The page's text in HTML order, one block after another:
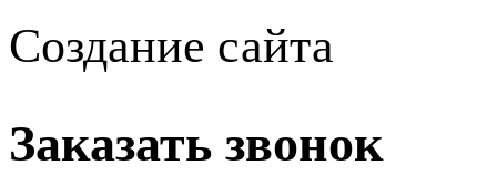
Создание сайта
Заказать звонок